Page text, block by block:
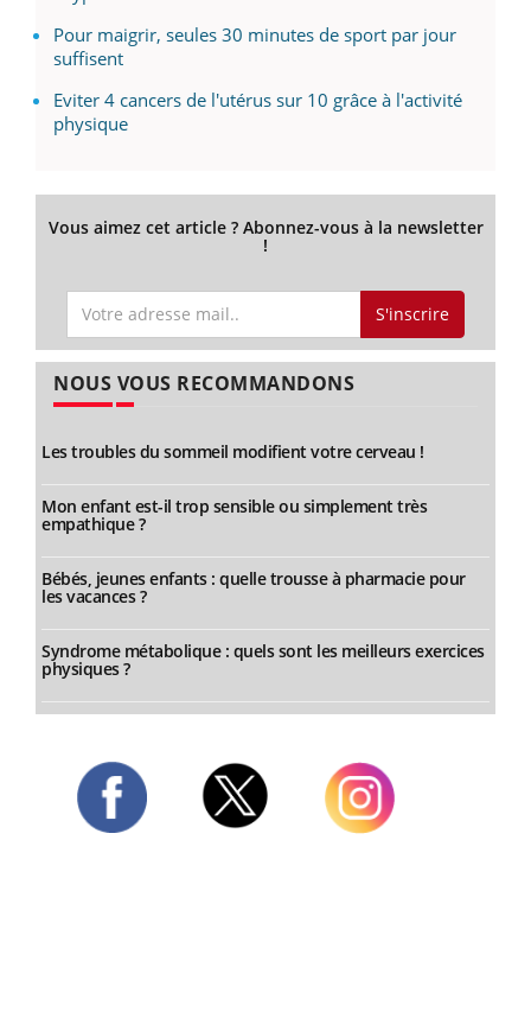
Pour maigrir, seules 30 minutes de sport par jour
suffisent
Eviter 4 cancers de l'utérus sur 10 grâce à l'activité
physique
Vous aimez cet article ? Abonnez-vous à la newsletter
!
S'inscrire
NOUS VOUS RECOMMANDONS
Les troubles du sommeil modifient votre cerveau !
Mon enfant est-il trop sensible ou simplement très
empathique ?
Bébés, jeunes enfants : quelle trousse à pharmacie pour
les vacances ?
Syndrome métabolique : quels sont les meilleurs exercices
physiques ?